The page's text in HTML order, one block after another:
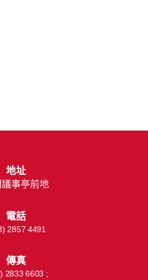
地址
議事亭前地
電話
2857 4491
傳真
2833 6603 ;